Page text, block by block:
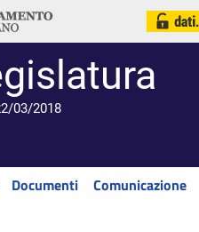
03/2018
Documenti Comunicazione